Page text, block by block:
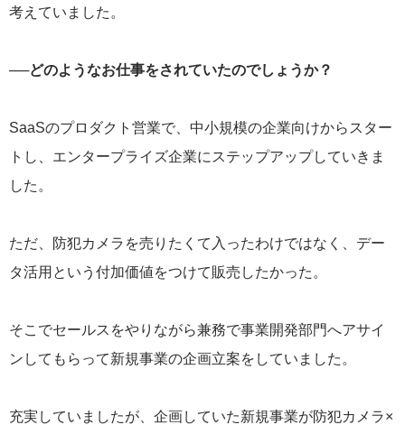
考えていました。
──どのようなお仕事をされていたのでしょうか？
SaaSのプロダクト営業で、中小規模の企業向けからスター
トし、エンタープライズ企業にステップアップしていきま
した。
ただ、防犯カメラを売りたくて入ったわけではなく、デー
タ活用という付加価値をつけて販売したかった。
そこでセールスをやりながら兼務で事業開発部門へアサイ
ンしてもらって新規事業の企画立案をしていました。
充実していましたが、企画していた新規事業が防犯カメラ×